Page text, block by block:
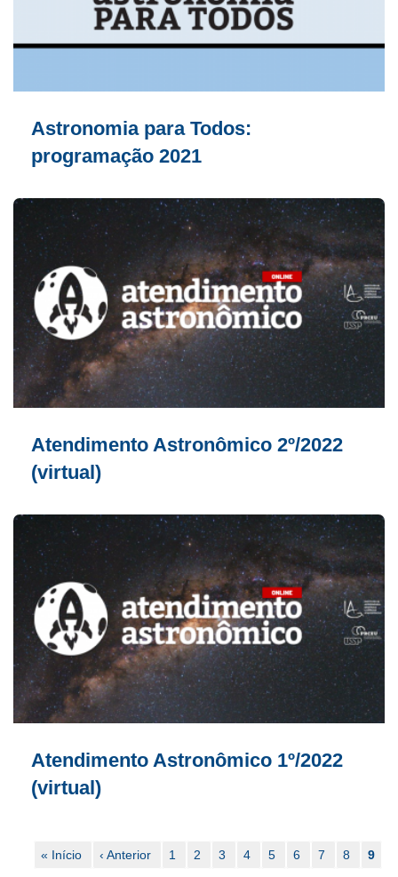
Astronomia para Todos:
programação 2021
Atendimento Astronômico 2º/2022
(virtual)
Atendimento Astronômico 1º/2022
(virtual)
Paginação
Primeira
« Início
Página
‹ Anterior Page
1 Page
2 Page
3 Page
4 Page
5 Page
6 Page
7 Page
8 9